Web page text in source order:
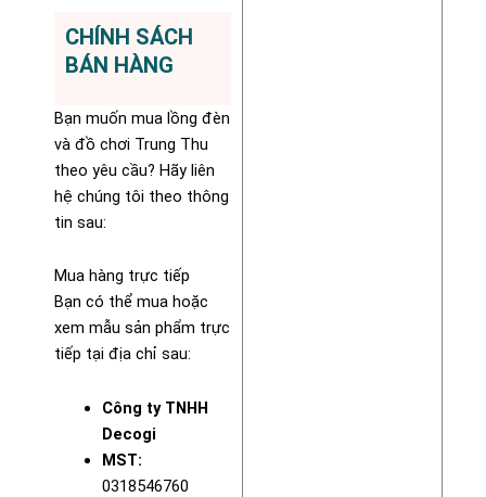
CHÍNH SÁCH
BÁN HÀNG
Bạn muốn mua lồng đèn
và đồ chơi Trung Thu
theo yêu cầu? Hãy liên
hệ chúng tôi theo thông
tin sau:
Mua hàng trực tiếp
Bạn có thể mua hoặc
xem mẫu sản phẩm trực
tiếp tại địa chỉ sau:
Công ty TNHH
Decogi
MST:
0318546760